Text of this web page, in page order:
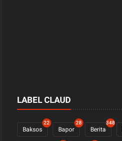
LABEL CLAUD
Baksos
22
Bapor
28
Berita
348